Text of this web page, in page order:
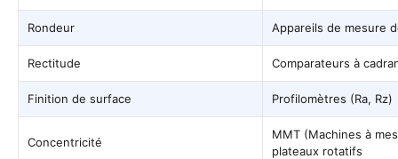
Rondeur Appareils de mesure
Rectitude Comparateurs à
Finition de surface Profilomètres (Ra, Rz)
Concentricité
MMT (Machines à
plateaux rotatifs